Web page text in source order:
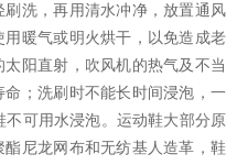
洗，再用清水冲净，放置通风
暖气或明火烘干，以免造成老
阳直射，吹风机的热气及不当
；洗刷时不能长时间浸泡，一
可用水浸泡。运动鞋大部分原
尼龙网布和无纺基人造革，鞋